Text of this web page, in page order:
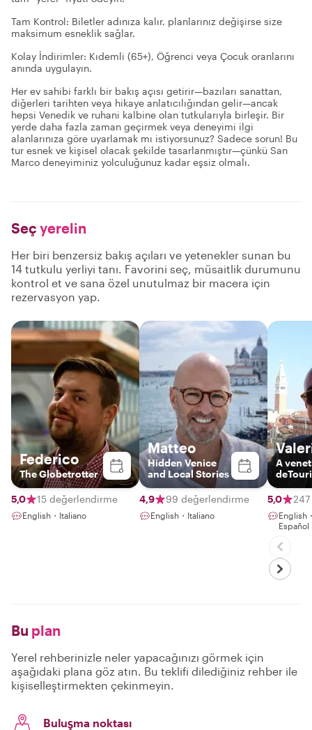
Tam Kontrol: Biletler adınıza kalır, planlarınız değişirse size
maksimum esneklik sağlar.
Kolay İndirimler: Kıdemli (65+), Öğrenci veya Çocuk oranlarını
anında uygulayın.
Her ev sahibi farklı bir bakış açısı getirir—bazıları sanattan,
diğerleri tarihten veya hikaye anlatıcılığından gelir—ancak
hepsi Venedik ve ruhani kalbine olan tutkularıyla birleşir. Bir
yerde daha fazla zaman geçirmek veya deneyimi ilgi
alanlarınıza göre uyarlamak mı istiyorsunuz? Sadece sorun! Bu
tur esnek ve kişisel olacak şekilde tasarlanmıştır—çünkü San
Marco deneyiminiz yolculuğunuz kadar eşsiz olmalı.
Seç yerelin
Her biri benzersiz bakış açıları ve yetenekler sunan bu
14 tutkulu yerliyi tanı. Favorini seç, müsaitlik durumunu
kontrol et ve sana özel unutulmaz bir macera için
rezervasyon yap.
Federico
The Globetrotter
5,0 15 değerlendirme
English・Italiano
Matteo
Hidden Venice
and Local Stories
4,9 99 değerlendirme
English・Italiano
A
5,0
English
Español
Bu plan
Yerel rehberinizle neler yapacağınızı görmek için
aşağıdaki plana göz atın. Bu teklifi dilediğiniz rehber ile
kişiselleştirmekten çekinmeyin.
Buluşma noktası